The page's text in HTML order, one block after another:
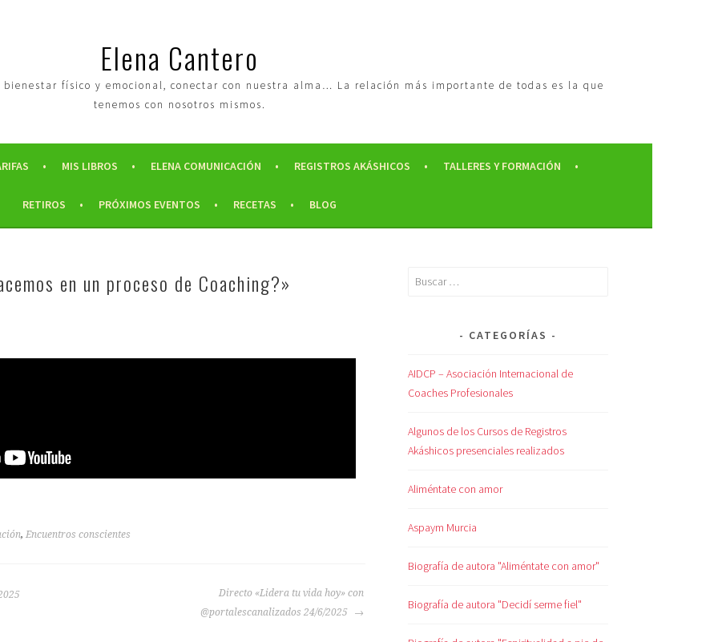
Elena Cantero
físico y emocional, conectar con nuestra alma… La relación más importante de todas es la que
tenemos con nosotros mismos.
MIS LIBROS ELENA COMUNICACIÓN REGISTROS AKÁSHICOS TALLERES Y FORMACIÓN
RETIROS PRÓXIMOS EVENTOS RECETAS BLOG
en un proceso de Coaching?»
, Encuentros conscientes
Directo «Lidera tu vida hoy» con
@portalescanalizados 24/6/2025
CATEGORÍAS
AIDCP – Asociación Internacional de
Coaches Profesionales
Algunos de los Cursos de Registros
Akáshicos presenciales realizados
Aliméntate con amor
Aspaym Murcia
Biografía de autora "Aliméntate con amor"
Biografía de autora "Decidí serme fiel"